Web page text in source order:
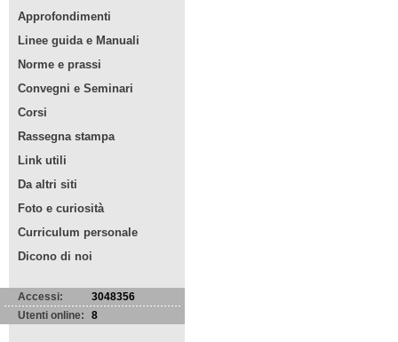
Approfondimenti
Linee guida e Manuali
Norme e prassi
Convegni e Seminari
Corsi
Rassegna stampa
Link utili
Da altri siti
Foto e curiosità
Curriculum personale
Dicono di noi
Accessi:
3048356
Utenti online:
8